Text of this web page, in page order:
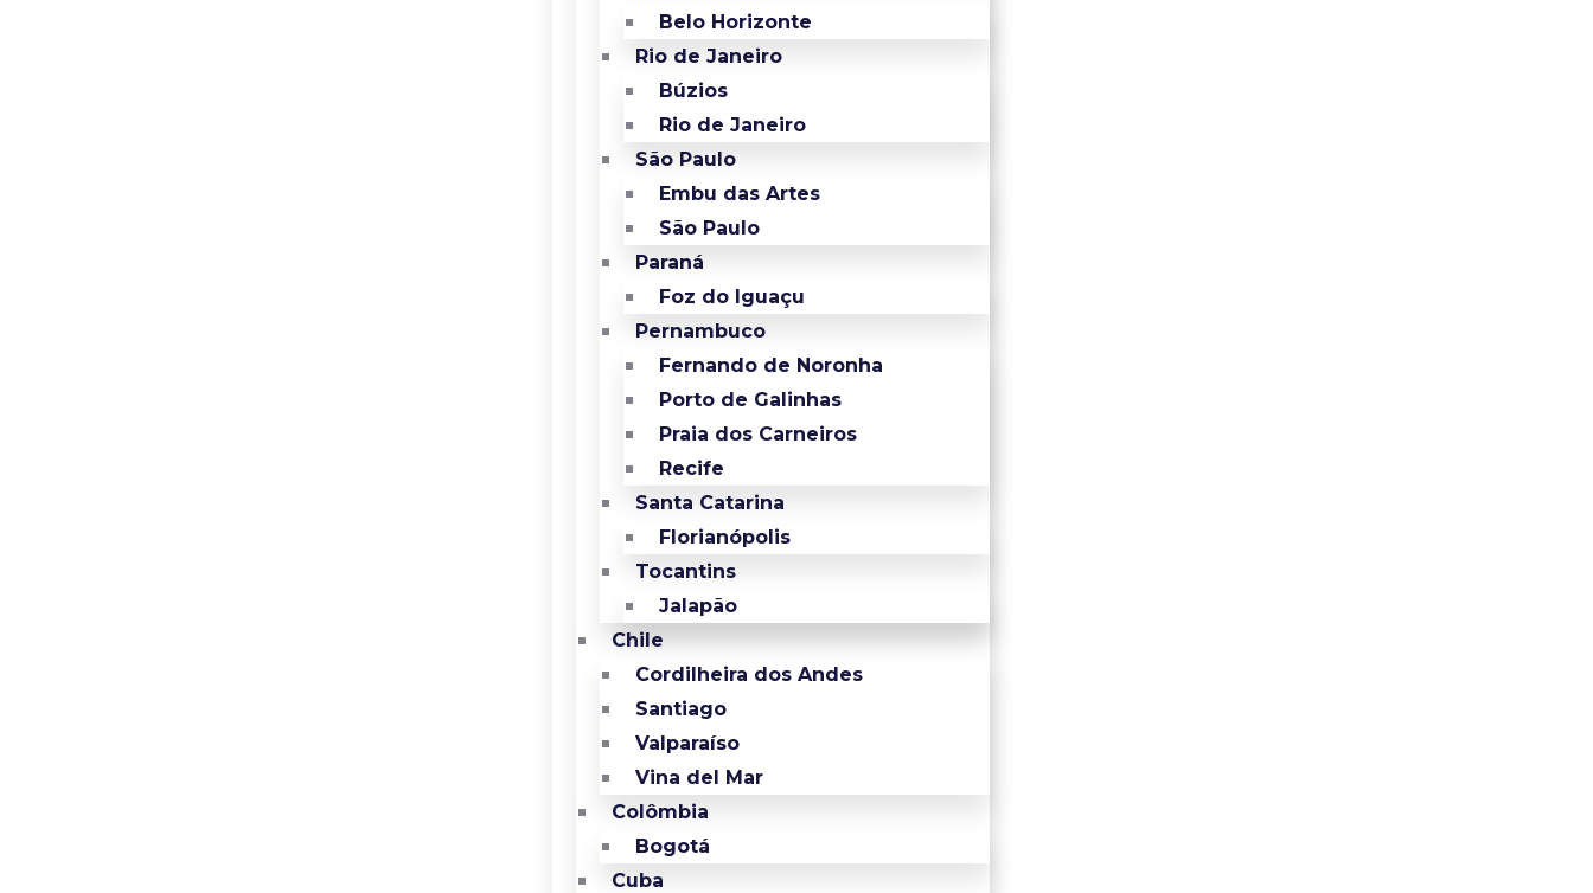
Belo Horizonte
Rio de Janeiro
Búzios
Rio de Janeiro
São Paulo
Embu das Artes
São Paulo
Paraná
Foz do Iguaçu
Pernambuco
Fernando de Noronha
Porto de Galinhas
Praia dos Carneiros
Recife
Santa Catarina
Florianópolis
Tocantins
Jalapão
Chile
Cordilheira dos Andes
Santiago
Valparaíso
Vina del Mar
Colômbia
Bogotá
Cuba